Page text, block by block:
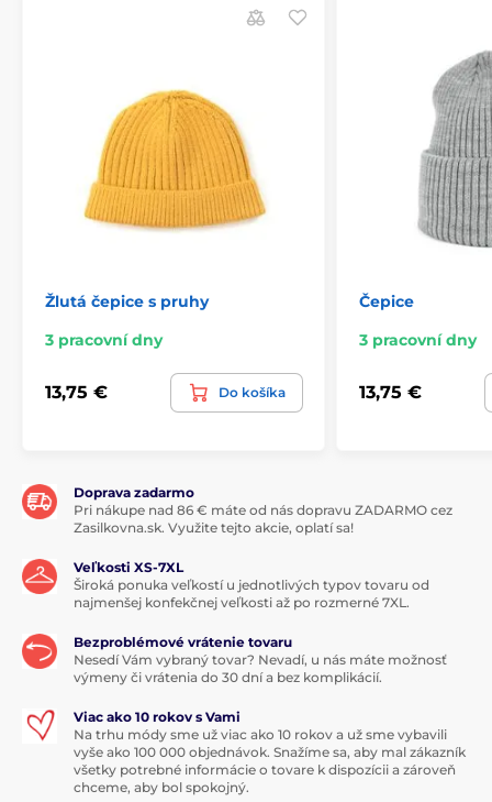
Žlutá čepice s pruhy
3 pracovní dny
13,75 € Do košíka
Čepice
3 pracovní dny
13,75 €
Doprava zadarmo
Pri nákupe nad 86 € máte od nás dopravu ZADARMO cez
Zasilkovna.sk. Využite tejto akcie, oplatí sa!
Veľkosti XS-7XL
Široká ponuka veľkostí u jednotlivých typov tovaru od
najmenšej konfekčnej veľkosti až po rozmerné 7XL.
Bezproblémové vrátenie tovaru
Nesedí Vám vybraný tovar? Nevadí, u nás máte možnosť
výmeny či vrátenia do 30 dní a bez komplikácií.
Viac ako 10 rokov s Vami
Na trhu módy sme už viac ako 10 rokov a už sme vybavili
vyše ako 100 000 objednávok. Snažíme sa, aby mal zákazník
všetky potrebné informácie o tovare k dispozícii a zároveň
chceme, aby bol spokojný.